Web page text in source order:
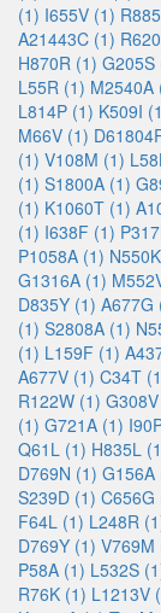
(1) I655V (1)
A21443C (1)
H870R (1) G205S
L55R (1) M2540A
L814P (1) K509I
M66V (1)
(1) V108M (1)
(1) S1800A (1)
(1) K1060T (1)
(1) I638F (1)
P1058A (1)
G1316A (1)
D835Y (1) A677G
(1) S2808A (1)
(1) L159F (1)
A677V (1) C34T
R122W (1)
(1) G721A (1)
Q61L (1) H835L
D769N (1) G156A
S239D (1) C656G
F64L (1) L248R
D769Y (1) V769M
P58A (1) L532S
R76K (1) L1213V